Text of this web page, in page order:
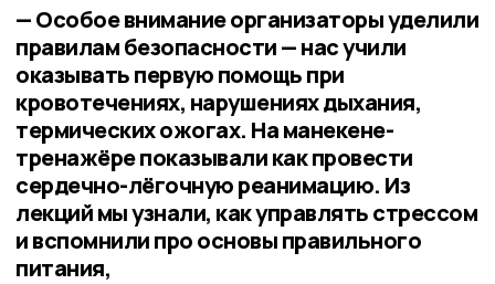
— Особое внимание организаторы уделили
правилам безопасности — нас учили
оказывать первую помощь при
кровотечениях, нарушениях дыхания,
термических ожогах. На манекене-
тренажёре показывали как провести
сердечно-лёгочную реанимацию. Из
лекций мы узнали, как управлять стрессом
и вспомнили про основы правильного
питания,